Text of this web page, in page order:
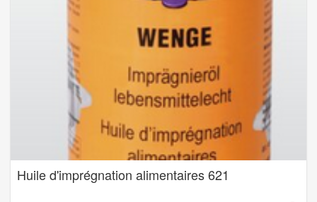
Huile d'imprégnation alimentaires 621